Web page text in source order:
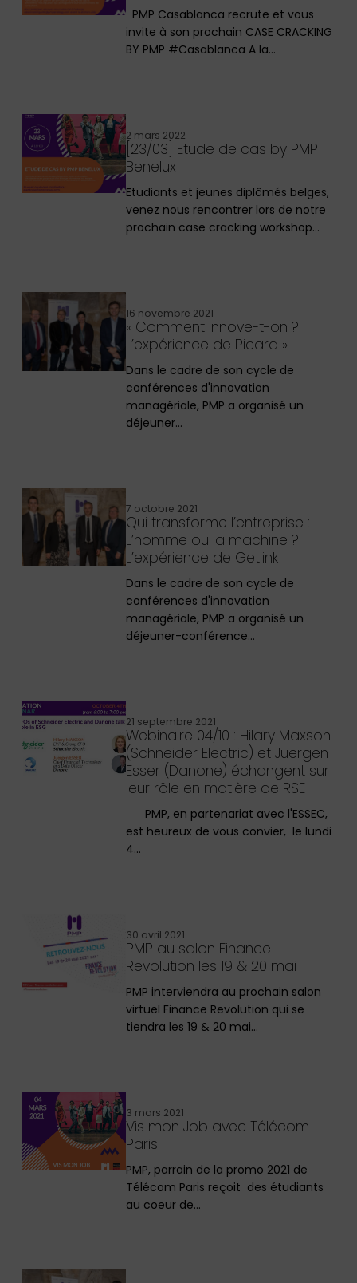
PMP Casablanca recrute et vous
invite à son prochain CASE CRACKING
BY PMP #Casablanca A la…
2 mars 2022
[23/03] Etude de cas by PMP
Benelux
Etudiants et jeunes diplômés belges,
venez nous rencontrer lors de notre
prochain case cracking workshop…
16 novembre 2021
« Comment innove-t-on ?
L’expérience de Picard »
Dans le cadre de son cycle de
conférences d'innovation
managériale, PMP a organisé un
déjeuner…
7 octobre 2021
Qui transforme l’entreprise :
L’homme ou la machine ?
L’expérience de Getlink
Dans le cadre de son cycle de
conférences d'innovation
managériale, PMP a organisé un
déjeuner-conférence…
21 septembre 2021
Webinaire 04/10 : Hilary Maxson
(Schneider Electric) et Juergen
Esser (Danone) échangent sur
leur rôle en matière de RSE
PMP, en partenariat avec l'ESSEC,
est heureux de vous convier, le lundi
4…
30 avril 2021
PMP au salon Finance
Revolution les 19 & 20 mai
PMP interviendra au prochain salon
virtuel Finance Revolution qui se
tiendra les 19 & 20 mai…
3 mars 2021
Vis mon Job avec Télécom
Paris
PMP, parrain de la promo 2021 de
Télécom Paris reçoit des étudiants
au coeur de…